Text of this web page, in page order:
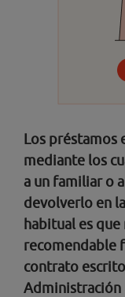
Los préstamos
mediante los
a un familiar o
devolverlo en
habitual es
recomendable
contrato
Administración